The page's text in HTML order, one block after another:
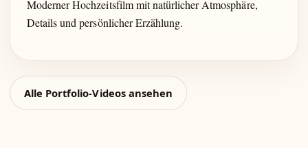
Moderner Hochzeitsfilm mit natürlicher Atmosphäre,
Details und persönlicher Erzählung.
Alle Portfolio-Videos ansehen